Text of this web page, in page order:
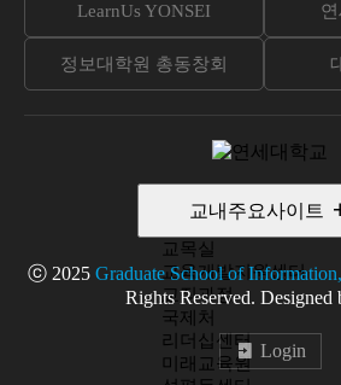
LearnUs YONSEI
정보대학원 총동창회
교내주요사이트
교목실
교육개발지원센터
교직과정
국제처
리더십센터
미래교육원
ⓒ 2025 Graduate School of
Rights Reserved. Designed
Login